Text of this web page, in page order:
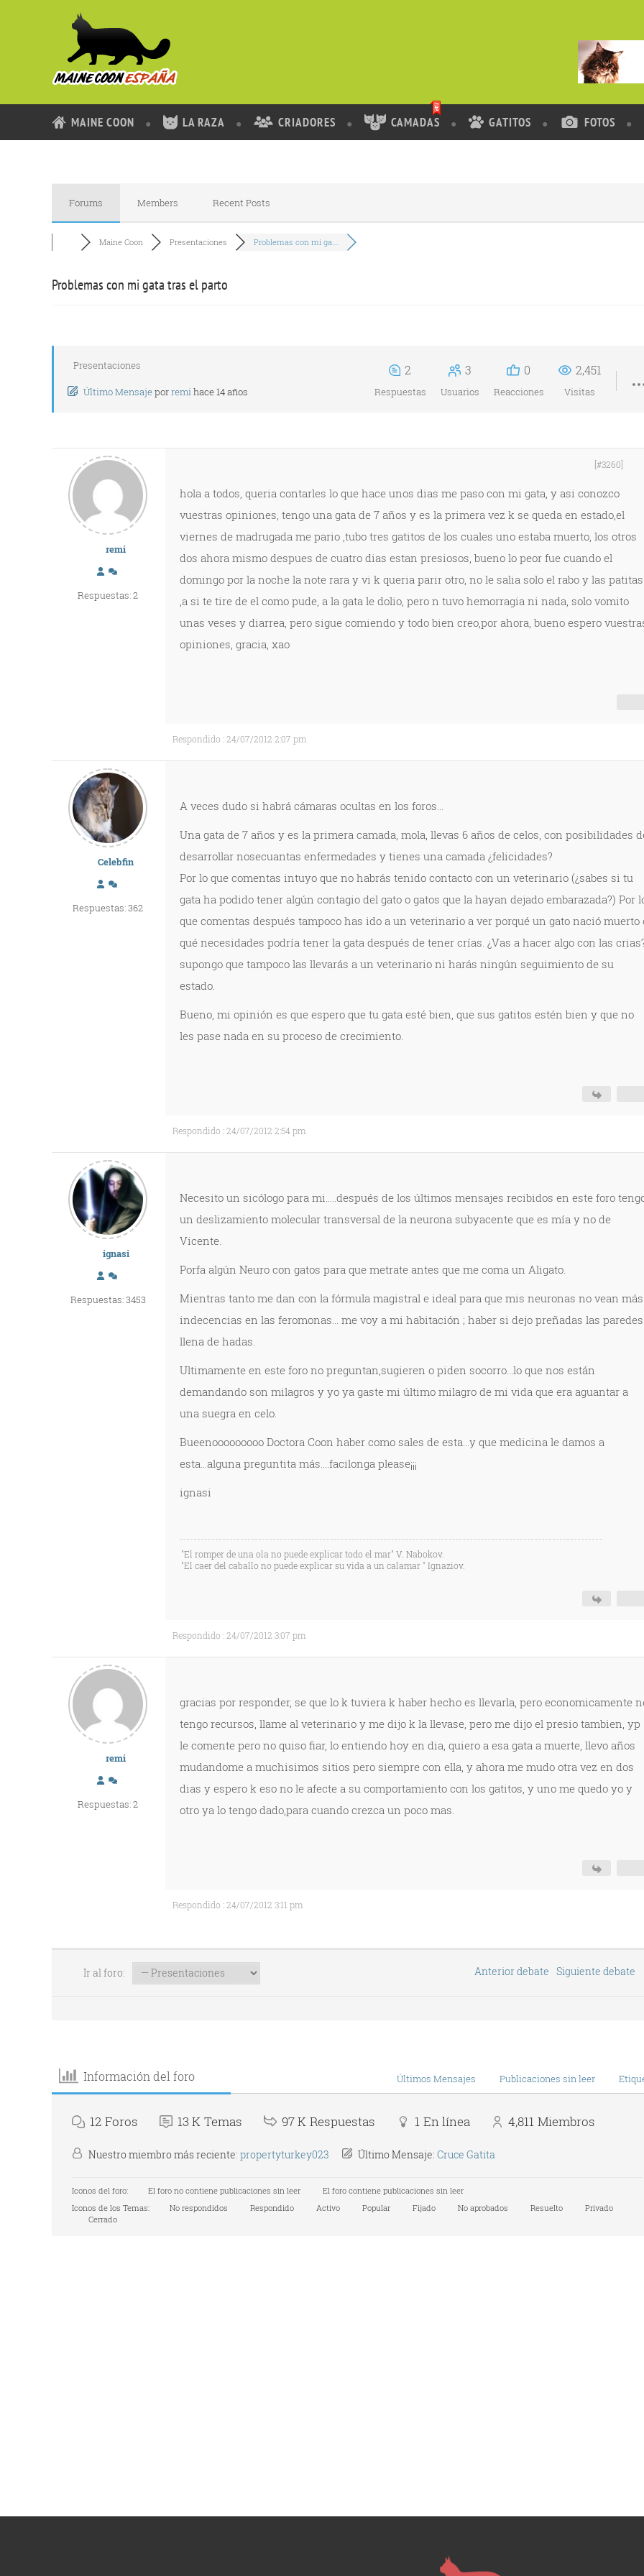
MAINE COON LA RAZA CRIADORES CAMADAS GATITOS FOTOS
Forums Members Recent Posts
Maine Coon Presentaciones Problemas con mi ga...
Problemas con mi gata tras el parto
Presentaciones
Último Mensajeporremihace 14 años
2
Respuestas
3
Usuarios
0
Reacciones
2,451
Visitas
remi
Respuestas: 2
[#3260]
hola a todos, queria contarles lo que hace unos dias me paso con mi gata, y asi conozco
vuestras opiniones, tengo una gata de 7 años y es la primera vez k se queda en estado,el
viernes de madrugada me pario ,tubo tres gatitos de los cuales uno estaba muerto, los otros
dos ahora mismo despues de cuatro dias estan presiosos, bueno lo peor fue cuando el
domingo por la noche la note rara y vi k queria parir otro, no le salia solo el rabo y las patitas
,a si te tire de el como pude, a la gata le dolio, pero n tuvo hemorragia ni nada, solo vomito
unas veses y diarrea, pero sigue comiendo y todo bien creo,por ahora, bueno espero
opiniones, gracia, xao
Respondido : 24/07/2012 2:07 pm
Celebfin
Respuestas: 362
A veces dudo si habrá cámaras ocultas en los foros...
Una gata de 7 años y es la primera camada, mola, llevas 6 años de celos, con posibilidades
desarrollar nosecuantas enfermedades y tienes una camada ¿felicidades?
Por lo que comentas intuyo que no habrás tenido contacto con un veterinario (¿sabes si tu
gata ha podido tener algún contagio del gato o gatos que la hayan dejado embarazada?) Por
que comentas después tampoco has ido a un veterinario a ver porqué un gato nació muerto
qué necesidades podría tener la gata después de tener crías. ¿Vas a hacer algo con las
supongo que tampoco las llevarás a un veterinario ni harás ningún seguimiento de su
estado.
Bueno, mi opinión es que espero que tu gata esté bien, que sus gatitos estén bien y que no
les pase nada en su proceso de crecimiento.
Respondido : 24/07/2012 2:54 pm
ignasi
Respuestas: 3453
Necesito un sicólogo para mi.....después de los últimos mensajes recibidos en este foro
un deslizamiento molecular transversal de la neurona subyacente que es mía y no de
Vicente.
Porfa algún Neuro con gatos para que metrate antes que me coma un Aligato.
Mientras tanto me dan con la fórmula magistral e ideal para que mis neuronas no vean más
indecencias en las feromonas... me voy a mi habitación ; haber si dejo preñadas las paredes
llena de hadas.
Ultimamente en este foro no preguntan,sugieren o piden socorro...lo que nos están
demandando son milagros y yo ya gaste mi último milagro de mi vida que era aguantar a
una suegra en celo.
Bueenooooooooo Doctora Coon haber como sales de esta...y que medicina le damos a
esta...alguna preguntita más....facilonga please¡¡¡
ignasi
"El romper de una ola no puede explicar todo el mar" V. Nabokov.
"El caer del caballo no puede explicar su vida a un calamar " Ignaziov.
Respondido : 24/07/2012 3:07 pm
remi
Respuestas: 2
gracias por responder, se que lo k tuviera k haber hecho es llevarla, pero economicamente
tengo recursos, llame al veterinario y me dijo k la llevase, pero me dijo el presio tambien, yp
le comente pero no quiso fiar, lo entiendo hoy en dia, quiero a esa gata a muerte, llevo años
mudandome a muchisimos sitios pero siempre con ella, y ahora me mudo otra vez en dos
dias y espero k eso no le afecte a su comportamiento con los gatitos, y uno me quedo yo y
otro ya lo tengo dado,para cuando crezca un poco mas.
Respondido : 24/07/2012 3:11 pm
Ir al foro: Anterior debate Siguiente debate
Información del foro Últimos Mensajes Publicaciones sin leer
12 Foros 13 K Temas 97 K Respuestas 1 En línea 4,811 Miembros
Nuestro miembro más reciente: propertyturkey023 Último Mensaje: Cruce Gatita
Iconos del foro: El foro no contiene publicaciones sin leer
El foro contiene publicaciones sin leer
Iconos de los Temas:
No respondidos Respondido Activo Popular Fijado No aprobados Resuelto
Privado
Cerrado